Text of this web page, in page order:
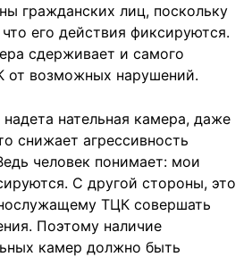
гражданских лиц, поскольку
его действия фиксируются.
сдерживает и самого
от возможных нарушений.
надета нательная камера, даже
снижает агрессивность
человек понимает: мои
С другой стороны, это
ТЦК совершать
Поэтому наличие
камер должно быть